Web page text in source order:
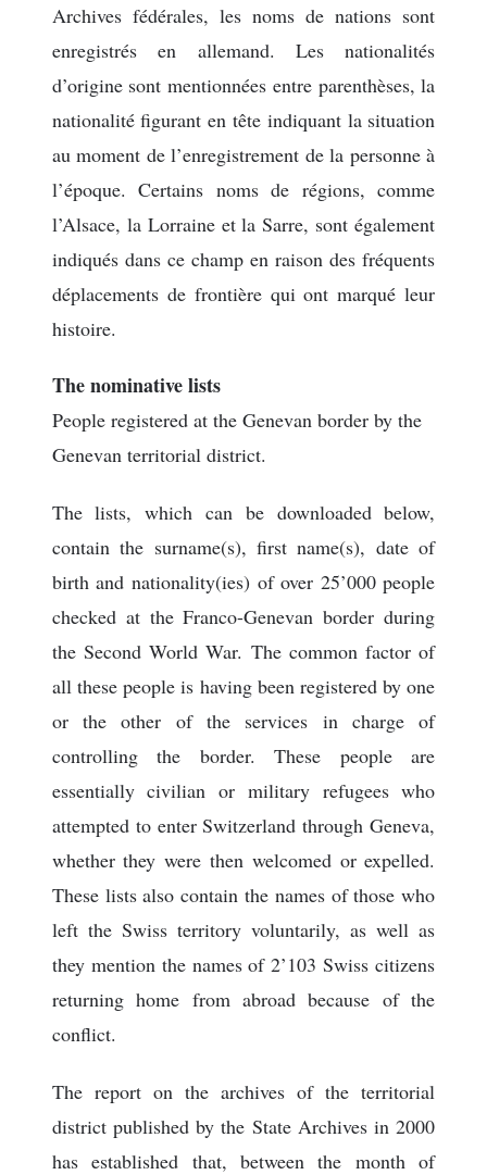
Archives fédérales, les noms de nations sont
enregistrés en allemand. Les nationalités
d’origine sont mentionnées entre parenthèses, la
nationalité figurant en tête indiquant la situation
au moment de l’enregistrement de la personne à
l’époque. Certains noms de régions, comme
l’Alsace, la Lorraine et la Sarre, sont également
indiqués dans ce champ en raison des fréquents
déplacements de frontière qui ont marqué leur
histoire.
The nominative lists
People registered at the Genevan border by the
Genevan territorial district.
The lists, which can be downloaded below,
contain the surname(s), first name(s), date of
birth and nationality(ies) of over 25’000 people
checked at the Franco-Genevan border during
the Second World War. The common factor of
all these people is having been registered by one
or the other of the services in charge of
controlling the border. These people are
essentially civilian or military refugees who
attempted to enter Switzerland through Geneva,
whether they were then welcomed or expelled.
These lists also contain the names of those who
left the Swiss territory voluntarily, as well as
they mention the names of 2’103 Swiss citizens
returning home from abroad because of the
conflict.
The report on the archives of the territorial
district published by the State Archives in 2000
has established that, between the month of